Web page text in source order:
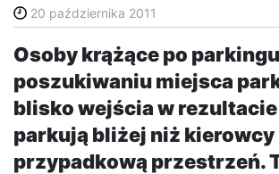
20 października 2011
Osoby krążące po
poszukiwaniu miejsca
blisko wejścia w
parkują bliżej niż
przypadkową przestrzeń.